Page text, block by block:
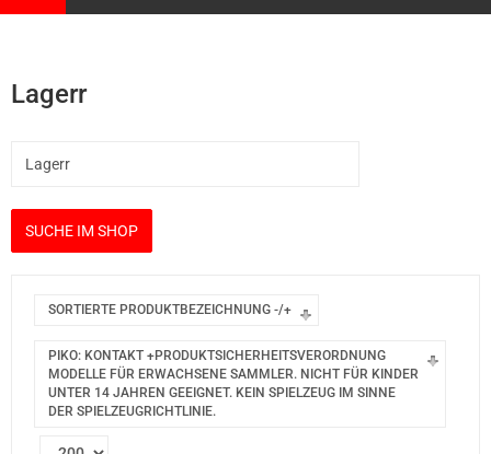
Lagerr
SORTIERTE PRODUKTBEZEICHNUNG -/+
PIKO: KONTAKT +PRODUKTSICHERHEITSVERORDNUNG
MODELLE FÜR ERWACHSENE SAMMLER. NICHT FÜR KINDER
UNTER 14 JAHREN GEEIGNET. KEIN SPIELZEUG IM SINNE
DER SPIELZEUGRICHTLINIE.